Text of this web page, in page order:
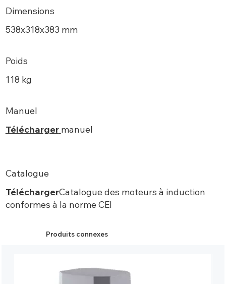
Dimensions
538х318x383 mm
Poids
118 kg
Manuel
Télécharger manuel
Catalogue
TéléchargerCatalogue des moteurs à induction
conformes à la norme CEI
Produits connexes